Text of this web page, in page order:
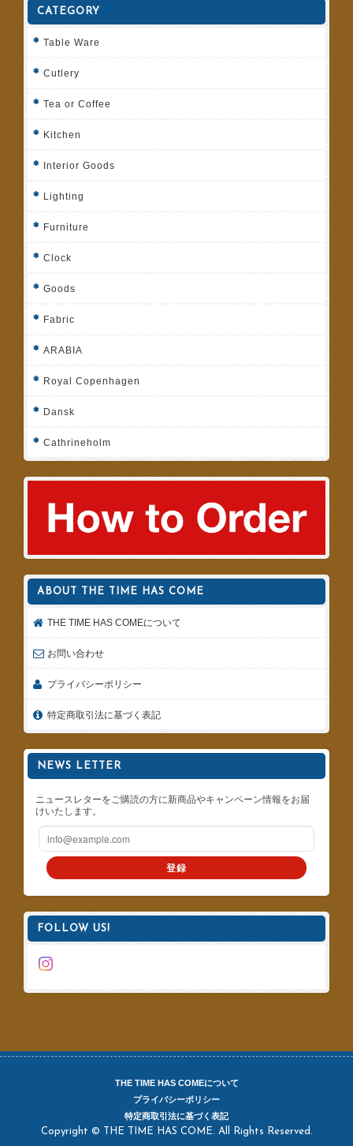
CATEGORY
Table Ware
Cutlery
Tea or Coffee
Kitchen
Interior Goods
Lighting
Furniture
Clock
Goods
Fabric
ARABIA
Royal Copenhagen
Dansk
Cathrineholm
ABOUT THE TIME HAS COME
THE TIME HAS COMEについて
お問い合わせ
プライバシーポリシー
特定商取引法に基づく表記
NEWS LETTER
ニュースレターをご購読の方に新商品やキャンペーン情報をお届
けいたします。
登録
FOLLOW US!
THE TIME HAS COMEについて
プライバシーポリシー
特定商取引法に基づく表記
Copyright © THE TIME HAS COME. All Rights Reserved.